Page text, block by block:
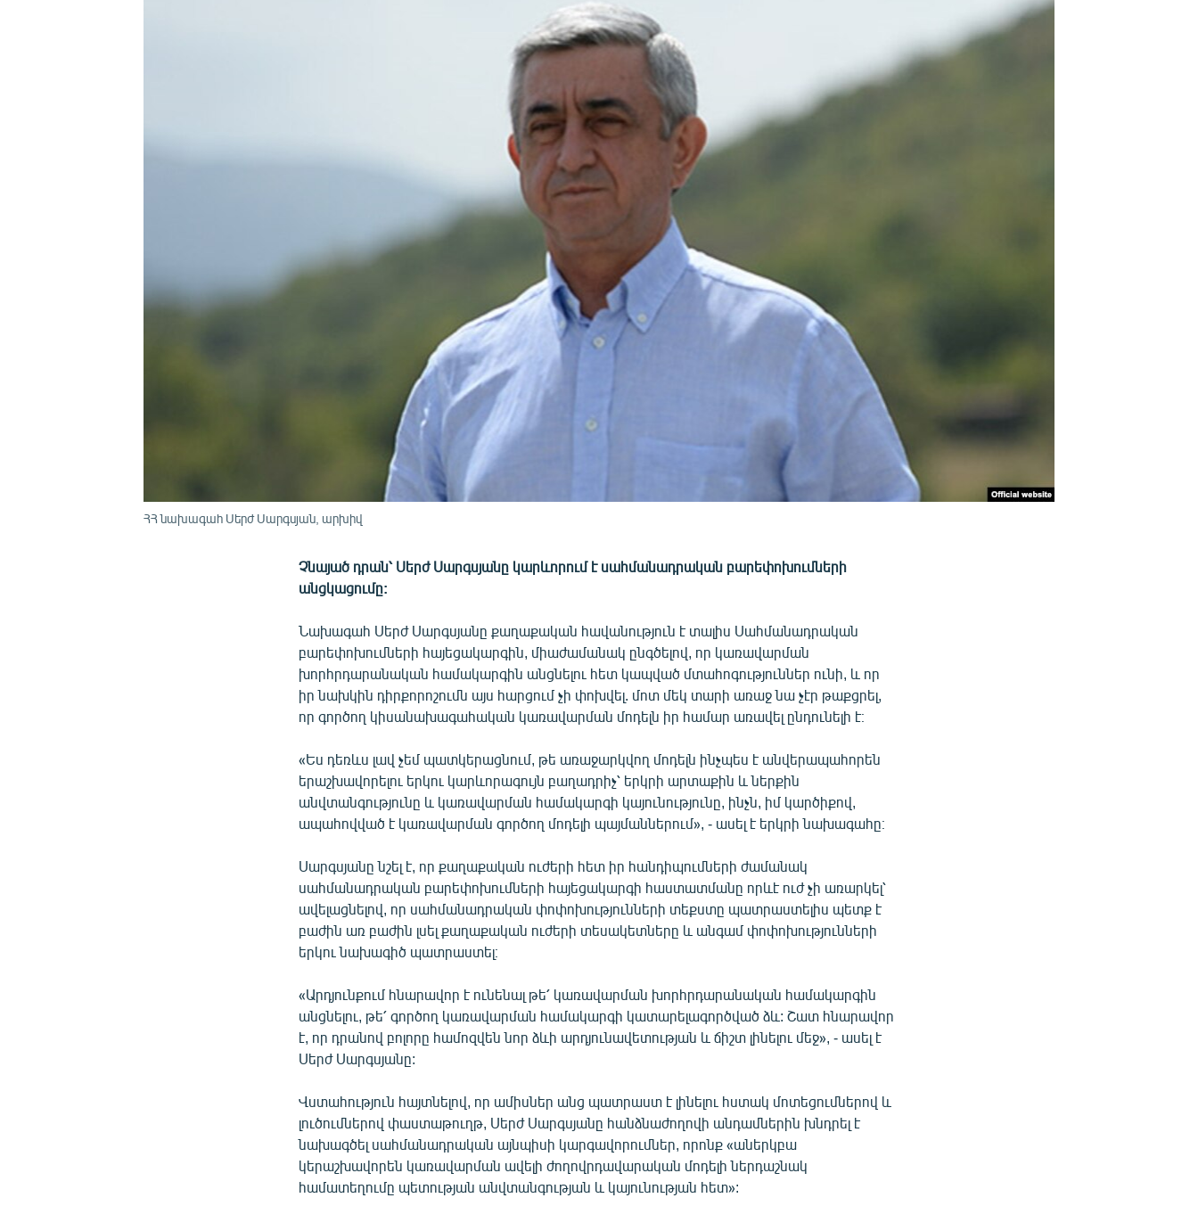
ՁԳՏԵԼՈՎ ԼԱՎԱԳՈՒՅՆԻՆ
ՀՀ նախագահ Սերժ Սարգսյան, արխիվ
Չնայած դրան՝ Սերժ Սարգսյանը կարևորում է սահմանադրական բարեփոխումների
անցկացումը:
Նախագահ Սերժ Սարգսյանը քաղաքական հավանություն է տալիս Սահմանադրական
բարեփոխումների հայեցակարգին, միաժամանակ ընգծելով, որ կառավարման
խորհրդարանական համակարգին անցնելու հետ կապված մտահոգություններ ունի, և որ
իր նախկին դիրքորոշումն այս հարցում չի փոխվել. մոտ մեկ տարի առաջ նա չէր թաքցրել,
որ գործող կիսանախագահական կառավարման մոդելն իր համար առավել ընդունելի է։
«Ես դեռևս լավ չեմ պատկերացնում, թե առաջարկվող մոդելն ինչպես է անվերապահորեն
երաշխավորելու երկու կարևորագույն բաղադրիչ՝ երկրի արտաքին և ներքին
անվտանգությունը և կառավարման համակարգի կայունությունը, ինչն, իմ կարծիքով,
ապահովված է կառավարման գործող մոդելի պայմաններում», - ասել է երկրի նախագահը։
Սարգսյանը նշել է, որ քաղաքական ուժերի հետ իր հանդիպումների ժամանակ
սահմանադրական բարեփոխումների հայեցակարգի հաստատմանը որևէ ուժ չի առարկել՝
ավելացնելով, որ սահմանադրական փոփոխությունների տեքստը պատրաստելիս պետք է
բաժին առ բաժին լսել քաղաքական ուժերի տեսակետները և անգամ փոփոխությունների
երկու նախագիծ պատրաստել։
«Արդյունքում հնարավոր է ունենալ թե՛ կառավարման խորհրդարանական համակարգին
անցնելու, թե՛ գործող կառավարման համակարգի կատարելագործված ձև: Շատ հնարավոր
է, որ դրանով բոլորը համոզվեն նոր ձևի արդյունավետության և ճիշտ լինելու մեջ», - ասել է
Սերժ Սարգսյանը:
Վստահություն հայտնելով, որ ամիսներ անց պատրաստ է լինելու հստակ մոտեցումներով և
լուծումներով փաստաթուղթ, Սերժ Սարգսյանը հանձնաժողովի անդամներին խնդրել է
նախագծել սահմանադրական այնպիսի կարգավորումներ, որոնք «աներկբա
կերաշխավորեն կառավարման ավելի ժողովրդավարական մոդելի ներդաշնակ
համատեղումը պետության անվտանգության և կայունության հետ»: